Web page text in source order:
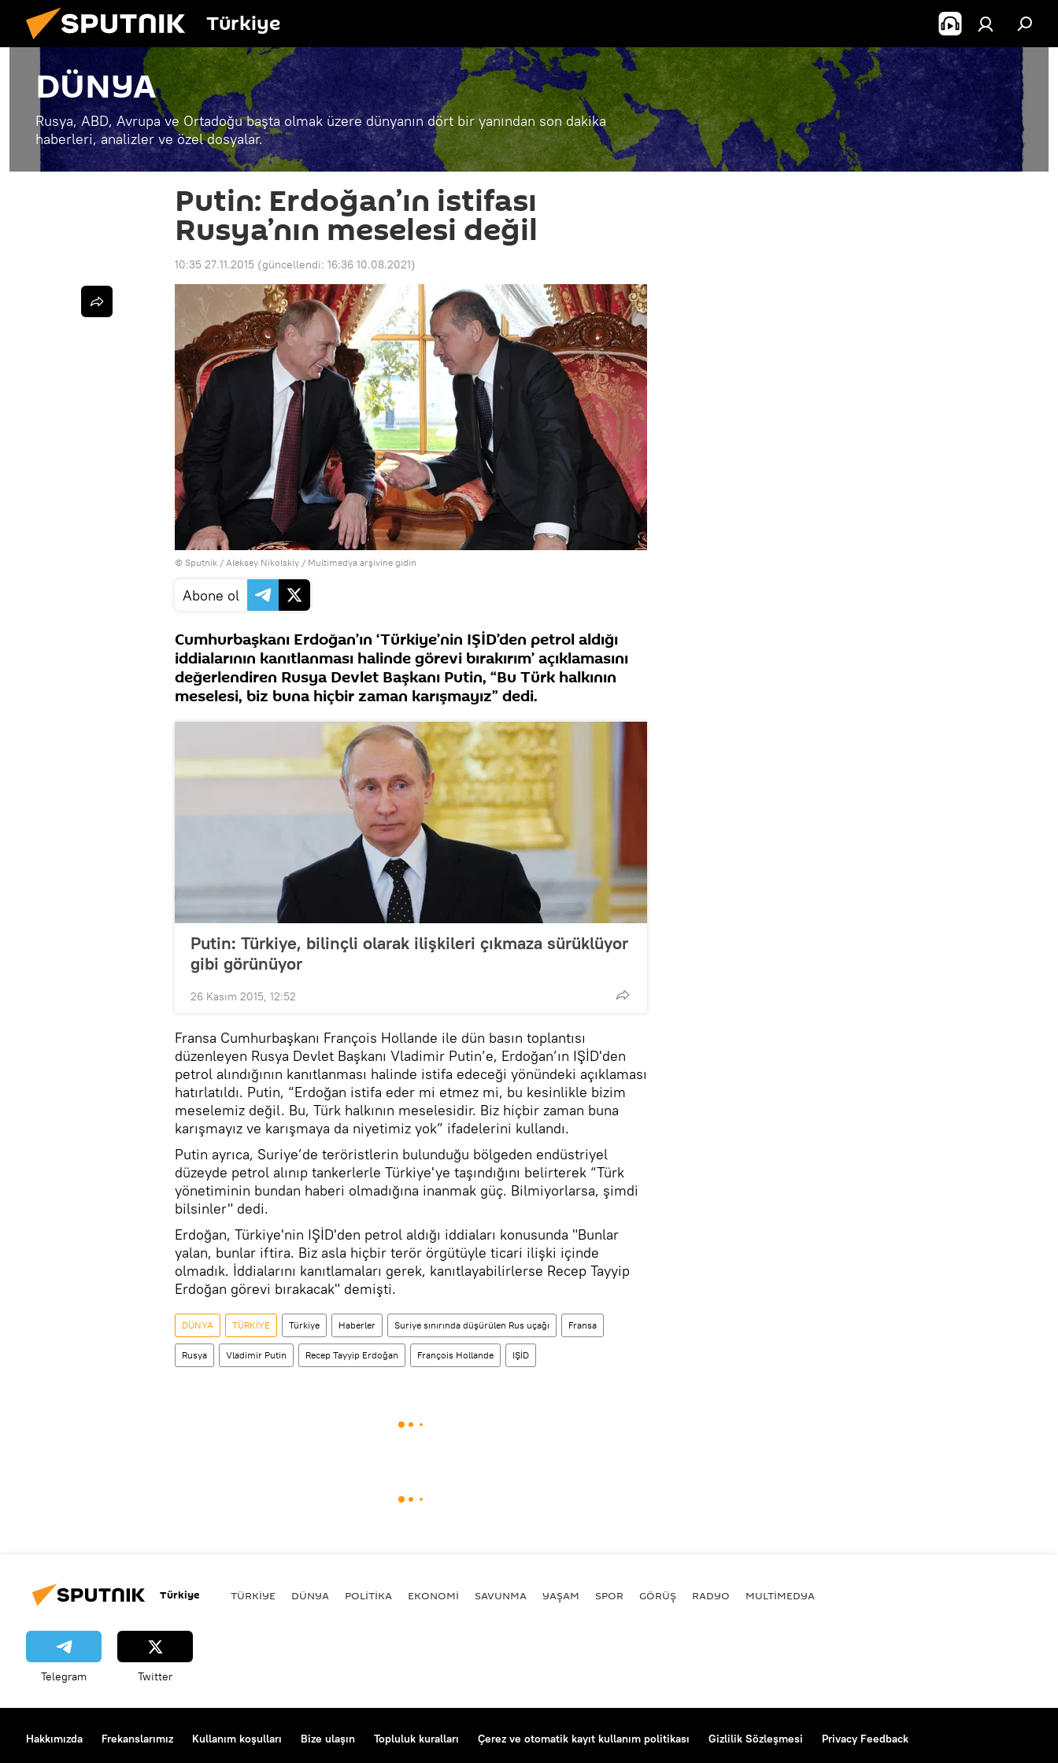
Türkiye
DÜNYA
Rusya, ABD, Avrupa ve Ortadoğu başta olmak üzere dünyanın dört bir yanından son dakika
haberleri, analizler ve özel dosyalar.
Putin: Erdoğan’ın istifası
Rusya’nın meselesi değil
10:35 27.11.2015 (güncellendi: 16:36 10.08.2021)
© Sputnik / Aleksey Nikolskiy / Multimedya arşivine gidin
Abone ol
Cumhurbaşkanı Erdoğan’ın ‘Türkiye’nin IŞİD’den petrol aldığı
iddialarının kanıtlanması halinde görevi bırakırım’ açıklamasını
değerlendiren Rusya Devlet Başkanı Putin, “Bu Türk halkının
meselesi, biz buna hiçbir zaman karışmayız” dedi.
Putin: Türkiye, bilinçli olarak ilişkileri çıkmaza sürüklüyor
gibi görünüyor
26 Kasım 2015, 12:52
Fransa Cumhurbaşkanı François Hollande ile dün basın toplantısı
düzenleyen Rusya Devlet Başkanı Vladimir Putin’e, Erdoğan’ın IŞİD'den
petrol alındığının kanıtlanması halinde istifa edeceği yönündeki açıklaması
hatırlatıldı. Putin, “Erdoğan istifa eder mi etmez mi, bu kesinlikle bizim
meselemiz değil. Bu, Türk halkının meselesidir. Biz hiçbir zaman buna
karışmayız ve karışmaya da niyetimiz yok” ifadelerini kullandı.
Putin ayrıca, Suriye’de teröristlerin bulunduğu bölgeden endüstriyel
düzeyde petrol alınıp tankerlerle Türkiye'ye taşındığını belirterek “Türk
yönetiminin bundan haberi olmadığına inanmak güç. Bilmiyorlarsa, şimdi
bilsinler" dedi.
Erdoğan, Türkiye'nin IŞİD'den petrol aldığı iddiaları konusunda "Bunlar
yalan, bunlar iftira. Biz asla hiçbir terör örgütüyle ticari ilişki içinde
olmadık. İddialarını kanıtlamaları gerek, kanıtlayabilirlerse Recep Tayyip
Erdoğan görevi bırakacak" demişti.
DÜNYA TÜRKİYE Türkiye Haberler Suriye sınırında düşürülen Rus uçağı Fransa
Rusya Vladimir Putin Recep Tayyip Erdoğan François Hollande IŞİD
Türkiye TÜRKIYE DÜNYA POLİTİKA EKONOMİ SAVUNMA YAŞAM SPOR GÖRÜŞ RADYO MULTİMEDYA
Telegram Twitter
Hakkımızda Frekanslarımız Kullanım koşulları Bize ulaşın Topluluk kuralları Çerez ve otomatik kayıt kullanım politikası Gizlilik Sözleşmesi Privacy Feedback